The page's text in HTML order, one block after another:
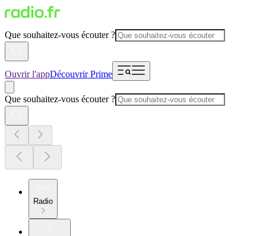
Que souhaitez-vous écouter ?
Ouvrir l'appDécouvrir Prime
Que souhaitez-vous écouter ?
Radio